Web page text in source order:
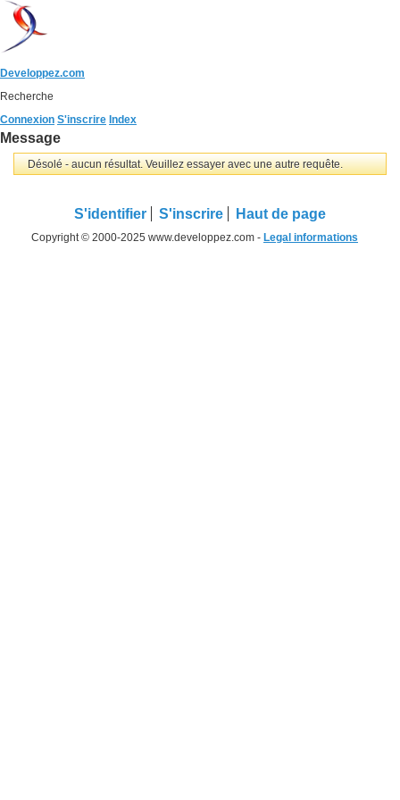
Developpez.com
Recherche
Connexion S'inscrire Index
Message
Désolé - aucun résultat. Veuillez essayer avec une autre requête.
S'identifier S'inscrire Haut de page
Copyright © 2000-2025 www.developpez.com - Legal informations